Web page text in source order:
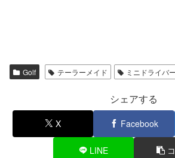
Golf テーラーメイド ミニドライバー
シェアする
X Facebook
LINE